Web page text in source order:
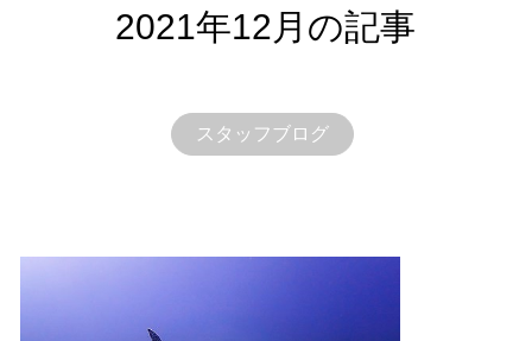
2021年12月の記事
スタッフブログ